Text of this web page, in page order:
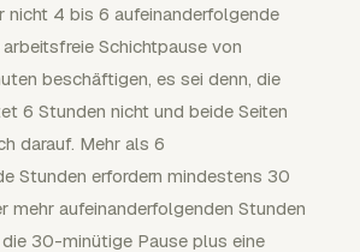
nicht 4 bis 6 aufeinanderfolgende
Schichtpause von
beschäftigen, es sei denn, die
6 Stunden nicht und beide Seiten
darauf. Mehr als 6
Stunden erfordern mindestens 30
mehr aufeinanderfolgenden Stunden
30-minütige Pause plus eine